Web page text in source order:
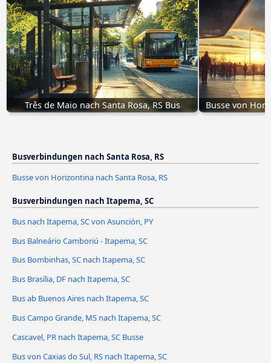
Três de Maio nach Santa Rosa, RS Bus Busse von
Busverbindungen nach Santa Rosa, RS
Busse von Horizontina nach Santa Rosa, RS
Busverbindungen nach Itapema, SC
Bus nach Itapema, SC von Asunción, PY
Bus Balneário Camboriú - Itapema, SC
Bus Bombinhas, SC nach Itapema, SC
Bus Brasília, DF nach Itapema, SC
Bus ab Buenos Aires nach Itapema, SC
Bus Campo Grande, MS nach Itapema, SC
Cascavel, PR nach Itapema, SC Busse
Bus von Caxias do Sul, RS nach Itapema, SC